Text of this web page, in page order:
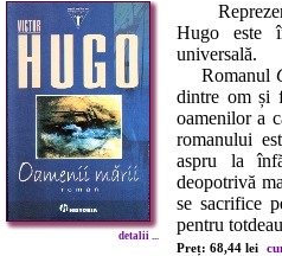
detalii ...
Hugo este
universală.
Romanul
dintre om și
oamenilor a
romanului
aspru la
deopotrivă
se sacrifice
pentru
Preț: 68,44 lei